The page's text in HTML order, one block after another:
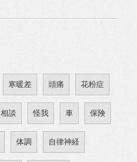
寒暖差 頭痛 花粉症
相談 怪我 車 保険
体調 自律神経